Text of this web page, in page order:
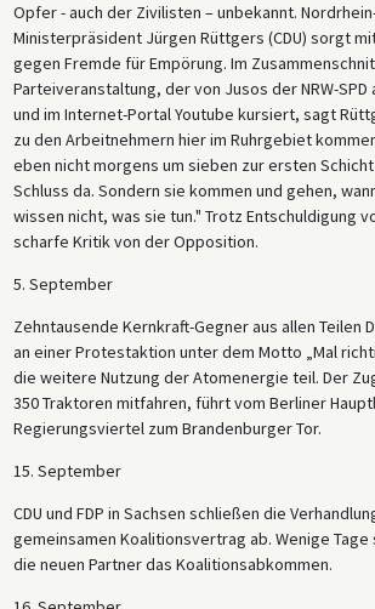
Opfer - auch der Zivilisten – unbekannt.
Ministerpräsident Jürgen Rüttgers (CDU) sorgt
gegen Fremde für Empörung. Im
Parteiveranstaltung, der von Jusos der NRW-
und im Internet-Portal Youtube kursiert, sagt
zu den Arbeitnehmern hier im Ruhrgebiet
eben nicht morgens um sieben zur ersten
Schluss da. Sondern sie kommen und gehen,
wissen nicht, was sie tun." Trotz Entschuldigung
scharfe Kritik von der Opposition.
5. September
Zehntausende Kernkraft-Gegner aus allen Teilen
an einer Protestaktion unter dem Motto „Mal
die weitere Nutzung der Atomenergie teil. Der
350 Traktoren mitfahren, führt vom Berliner
Regierungsviertel zum Brandenburger Tor.
15. September
CDU und FDP in Sachsen schließen die
gemeinsamen Koalitionsvertrag ab. Wenige
die neuen Partner das Koalitionsabkommen.